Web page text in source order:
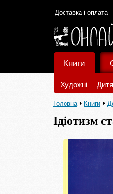
Доставка і оплата
Книги
Художні
Головна Книги
Ідіотизм